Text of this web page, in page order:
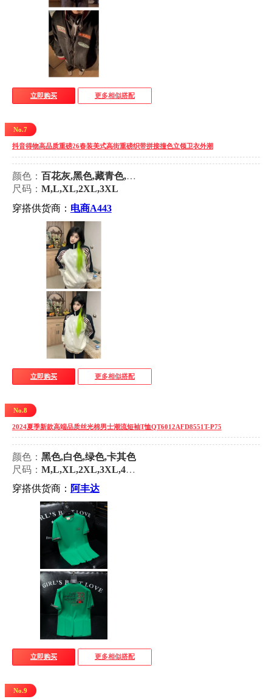
立即购买 更多相似搭配
No.7
抖音得物高品质重磅26春装美式高街重磅织带拼接撞色立领卫衣外潮
颜色： 百花灰,黑色,藏青色,百花灰（加绒）,黑色（加绒）,藏青（加绒）
尺码： M,L,XL,2XL,3XL
穿搭供货商： 电商A443
立即购买 更多相似搭配
No.8
2024夏季新款高端品质丝光棉男士潮流短袖T恤QT6012AFD8551T-P75
颜色： 黑色,白色,绿色,卡其色
尺码： M,L,XL,2XL,3XL,4XL,5XL
穿搭供货商： 阿丰达
立即购买 更多相似搭配
No.9